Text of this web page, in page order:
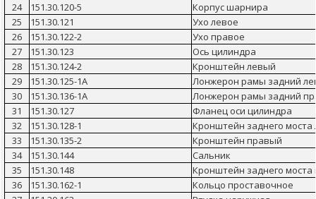
24 151.30.120-5
Корпус шарнира
25
151.30.121
Ухо левое
26
151.30.122-2
Ухо правое
27
151.30.123
Ось цилиндра
28
151.30.124-2
Кронштейн левый
29
151.30.125-1А
Лонжерон рамы задний
30
151.30.136-1А
Лонжерон рамы задний
31
151.30.127
Фланец оси цилиндра
32
151.30.128-1
Кронштейн заднего моста
33
151.30.135-2
Кронштейн правый
34
151.30.144
Сальник
35
151.30.148
Кронштейн заднего
36
151.30.162-1
Кольцо проставочное